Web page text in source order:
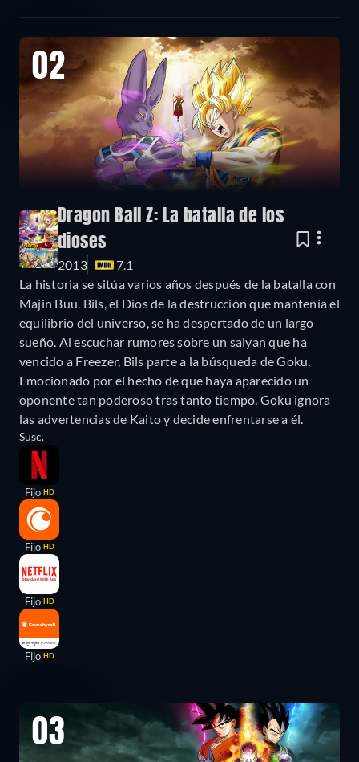
02
Dragon Ball Z: La batalla de los
dioses
2013
7.1
La historia se sitúa varios años después de la batalla con
Majin Buu. Bils, el Dios de la destrucción que mantenía el
equilibrio del universo, se ha despertado de un largo
sueño. Al escuchar rumores sobre un saiyan que ha
vencido a Freezer, Bils parte a la búsqueda de Goku.
Emocionado por el hecho de que haya aparecido un
oponente tan poderoso tras tanto tiempo, Goku ignora
las advertencias de Kaito y decide enfrentarse a él.
Susc.
Fijo HD
Fijo HD
Fijo HD
Fijo HD
03